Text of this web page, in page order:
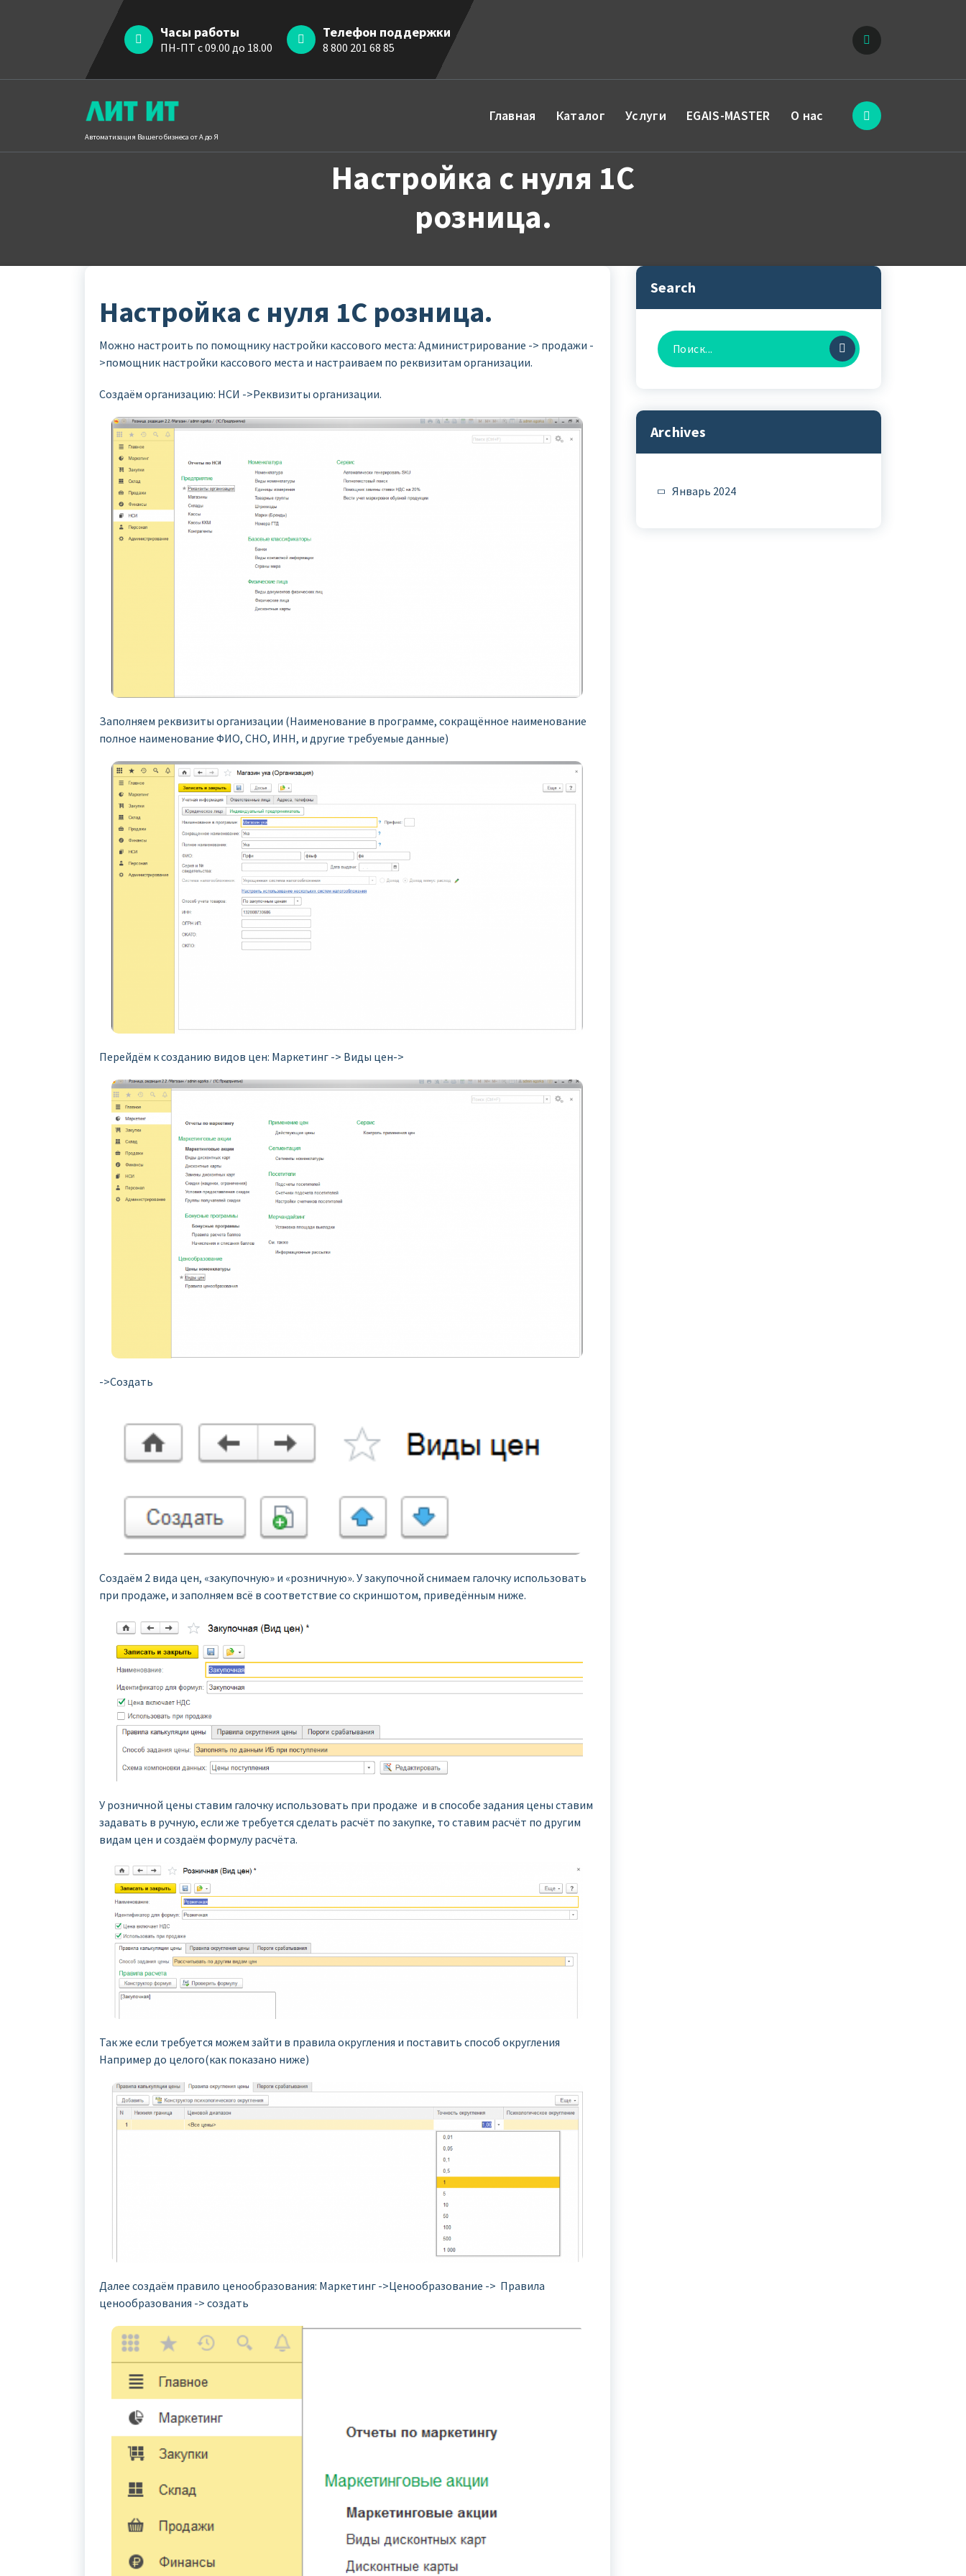
Часы работы
ПН-ПТ с 09.00 до 18.00
Телефон поддержки
8 800 201 68 85
Автоматизация Вашего бизнеса от А до Я
Главная Каталог Услуги EGAIS-MASTER О нас
Настройка с нуля 1С
розница.
Настройка с нуля 1С розница.
Можно настроить по помощнику настройки кассового места: Администрирование -> продажи -
>помощник настройки кассового места и настраиваем по реквизитам организации.
Создаём организацию: НСИ ->Реквизиты организации.
Заполняем реквизиты организации (Наименование в программе, сокращённое наименование
полное наименование ФИО, СНО, ИНН, и другие требуемые данные)
Перейдём к созданию видов цен: Маркетинг -> Виды цен->
->Создать
Создаём 2 вида цен, «закупочную» и «розничную». У закупочной снимаем галочку использовать
при продаже, и заполняем всё в соответствие со скриншотом, приведённым ниже.
У розничной цены ставим галочку использовать при продаже и в способе задания цены ставим
задавать в ручную, если же требуется сделать расчёт по закупке, то ставим расчёт по другим
видам цен и создаём формулу расчёта.
Так же если требуется можем зайти в правила округления и поставить способ округления
Например до целого(как показано ниже)
Далее создаём правило ценообразования: Маркетинг ->Ценообразование -> Правила
ценообразования -> создать
Search
Найти:
Archives
Январь 2024